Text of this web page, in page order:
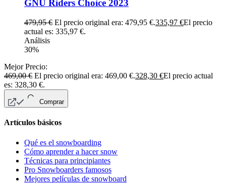
GNU Riders Choice 2023
479,95€ El precio original era: 479,95 €.335,97 €El precio
actual es: 335,97 €.
Análisis
30%
Mejor Precio:
469,00€ El precio original era: 469,00 €.328,30 €El precio actual
es: 328,30 €.
Comprar
Artículos básicos
Qué es el snowboarding
Cómo aprender a hacer snow
Técnicas para principiantes
Pro Snowboarders famosos
Mejores películas de snowboard